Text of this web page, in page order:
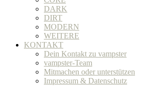
DARK
DIRT
MODERN
WEITERE
KONTAKT
Dein Kontakt zu vampster
vampster-Team
Mitmachen oder unterstützen
Impressum & Datenschutz